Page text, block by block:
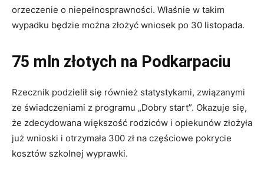
orzeczenie o niepełnosprawności. Właśnie w takim
wypadku będzie można złożyć wniosek po 30 listopada.
75 mln złotych na Podkarpaciu
Rzecznik podzielił się również statystykami, związanymi
ze świadczeniami z programu „Dobry start”. Okazuje się,
że zdecydowana większość rodziców i opiekunów złożyła
już wnioski i otrzymała 300 zł na częściowe pokrycie
kosztów szkolnej wyprawki.